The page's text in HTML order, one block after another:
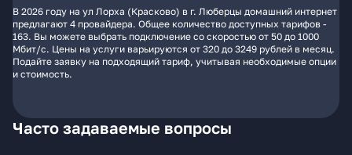
В 2026 году на ул Лорха (Красково) в г. Люберцы домашний интернет
предлагают 4 провайдера. Общее количество доступных тарифов -
163. Вы можете выбрать подключение со скоростью от 50 до 1000
Мбит/с. Цены на услуги варьируются от 320 до 3249 рублей в месяц.
Подайте заявку на подходящий тариф, учитывая необходимые опции
и стоимость.
Часто задаваемые вопросы